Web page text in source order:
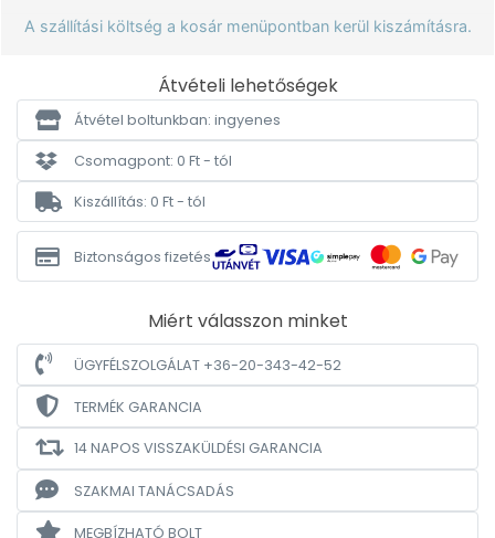
A szállítási költség a kosár menüpontban kerül kiszámításra.
Átvételi lehetőségek
Átvétel boltunkban: ingyenes
Csomagpont: 0 Ft - tól
Kiszállítás: 0 Ft - tól
Biztonságos fizetés
Miért válasszon minket
ÜGYFÉLSZOLGÁLAT +36-20-343-42-52
TERMÉK GARANCIA
14 NAPOS VISSZAKÜLDÉSI GARANCIA
SZAKMAI TANÁCSADÁS
MEGBÍZHATÓ BOLT